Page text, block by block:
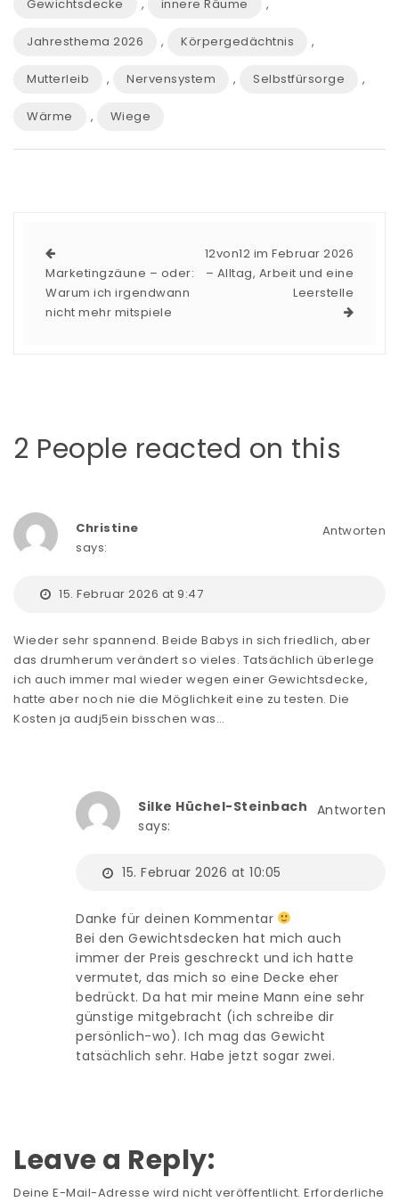
Gewichtsdecke , innere Räume ,
Jahresthema 2026 , Körpergedächtnis ,
Mutterleib , Nervensystem , Selbstfürsorge ,
Wärme , Wiege
Marketingzäune – oder:
Warum ich irgendwann
nicht mehr mitspiele
12von12 im Februar 2026
– Alltag, Arbeit und eine
Leerstelle
2 People reacted on this
Antworten
Christine
says:
15. Februar 2026 at 9:47
Wieder sehr spannend. Beide Babys in sich friedlich, aber
das drumherum verändert so vieles. Tatsächlich überlege
ich auch immer mal wieder wegen einer Gewichtsdecke,
hatte aber noch nie die Möglichkeit eine zu testen. Die
Kosten ja audj5ein bisschen was…
Antworten
Silke Hüchel-Steinbach
says:
15. Februar 2026 at 10:05
Danke für deinen Kommentar
Bei den Gewichtsdecken hat mich auch
immer der Preis geschreckt und ich hatte
vermutet, das mich so eine Decke eher
bedrückt. Da hat mir meine Mann eine sehr
günstige mitgebracht (ich schreibe dir
persönlich-wo). Ich mag das Gewicht
tatsächlich sehr. Habe jetzt sogar zwei.
Leave a Reply:
Deine E-Mail-Adresse wird nicht veröffentlicht. Erforderliche